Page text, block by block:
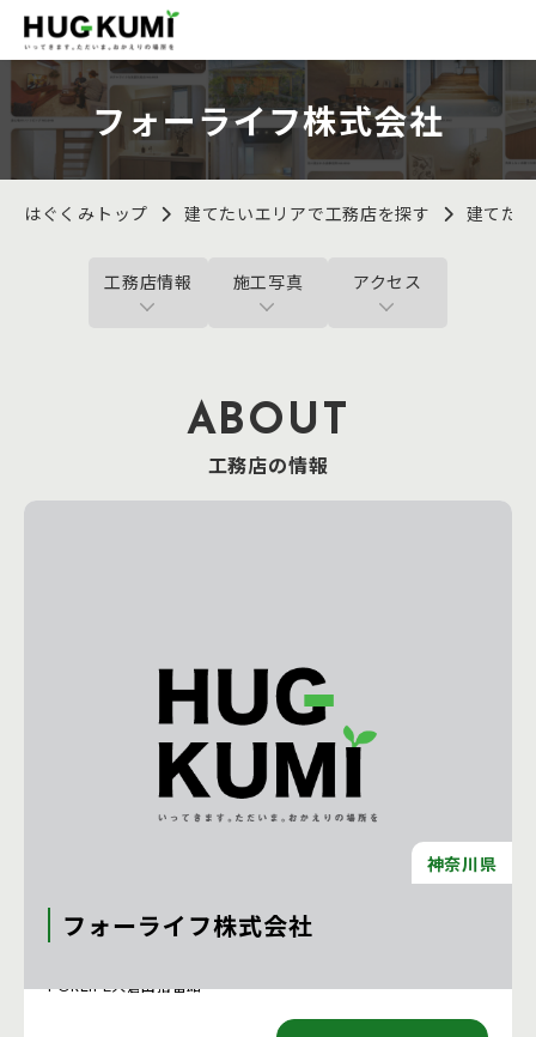
フォーライフ株式会社
はぐくみトップ 建てたいエリアで工務店を探す 建てた
工務店情報 施工写真 アクセス
ABOUT
工務店の情報
神奈川県
フォーライフ株式会社
FORLIFE大倉山拾番館